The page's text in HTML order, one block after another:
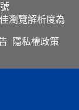
瀏覽解析度為
隱私權政策